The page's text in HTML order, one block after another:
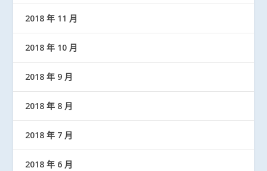
2018 年 11 月
2018 年 10 月
2018 年 9 月
2018 年 8 月
2018 年 7 月
2018 年 6 月